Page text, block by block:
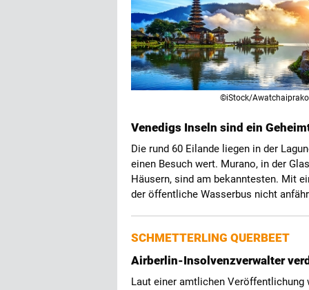
©iStock/
Venedigs Inseln sind ein
Die rund 60 Eilande liegen in der
einen Besuch wert. Murano, in der
Häusern, sind am bekanntesten. Mit
der öffentliche Wasserbus nicht
SCHMETTERLING QUERBEET
Airberlin-Insolvenzverwalter
Laut einer amtlichen